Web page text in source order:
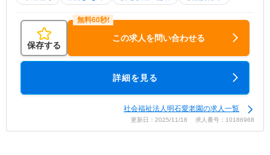
保存する
この求人を問い合わせる
詳細を見る
社会福祉法人明石愛老園の求人一覧
更新日：2025/11/18 求人番号：10186968